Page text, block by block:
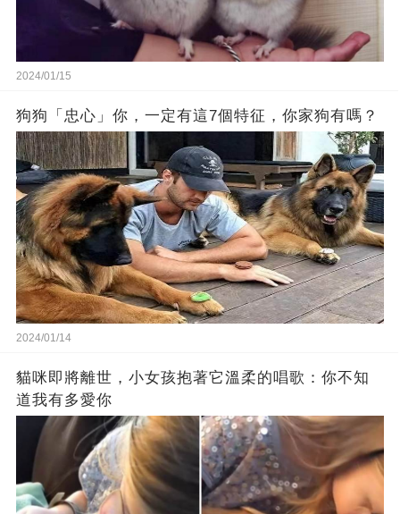
2024/01/15
狗狗「忠心」你，一定有這7個特征，你家狗有嗎？
2024/01/14
貓咪即將離世，小女孩抱著它溫柔的唱歌：你不知
道我有多愛你